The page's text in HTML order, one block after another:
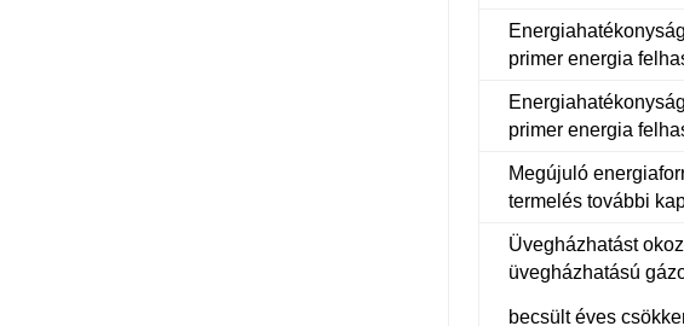
primer energia
primer energia
Megújuló
termelés további
Üvegházhatást
üvegházhatású
becsült éves